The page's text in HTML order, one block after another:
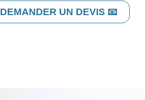
DEMANDER UN DEVIS 📧